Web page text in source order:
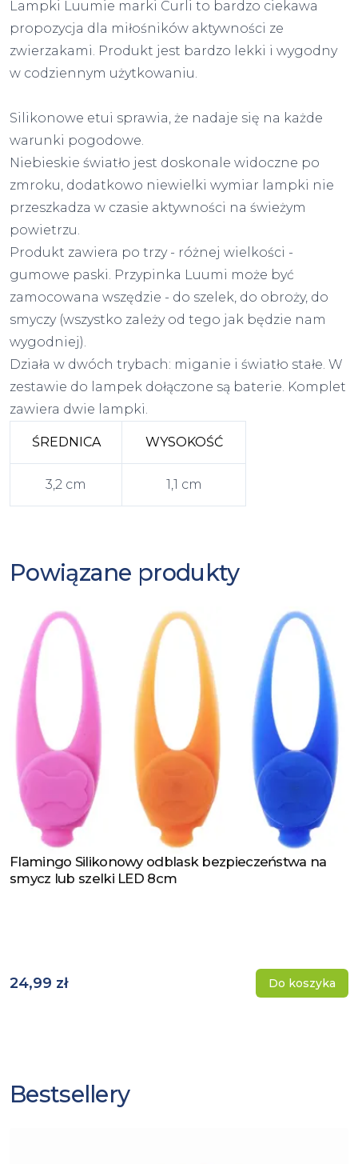
Lampki Luumie marki Curli to bardzo ciekawa
propozycja dla miłośników aktywności ze
zwierzakami. Produkt jest bardzo lekki i wygodny
w codziennym użytkowaniu.
Silikonowe etui sprawia, że nadaje się na każde
warunki pogodowe.
Niebieskie światło jest doskonale widoczne po
zmroku, dodatkowo niewielki wymiar lampki nie
przeszkadza w czasie aktywności na świeżym
powietrzu.
Produkt zawiera po trzy - różnej wielkości -
gumowe paski. Przypinka Luumi może być
zamocowana wszędzie - do szelek, do obroży, do
smyczy (wszystko zależy od tego jak będzie nam
wygodniej).
Działa w dwóch trybach: miganie i światło stałe. W
zestawie do lampek dołączone są baterie. Komplet
zawiera dwie lampki.
ŚREDNICA WYSOKOŚĆ
3,2 cm 1,1 cm
Powiązane produkty
Zobacz produkt
Flamingo Silikonowy odblask bezpieczeństwa na
smycz lub szelki LED 8cm
24,99 zł Do koszyka
Bestsellery